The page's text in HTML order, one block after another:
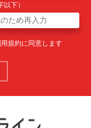
下）
規約に同意します